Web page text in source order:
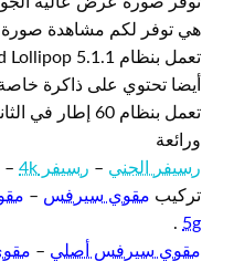
هي توفر لكم مشاهدة صورة
تعمل بنظام Android Lollipop 5.1.1
أيضا تحتوي على ذاكرة
تعمل بنظام 60
ورائعة
رسيفر الجني – رسيفر 4k –
تركيب مقوي سيرفس –
5g
.
مقوي سيرفس أصلي –